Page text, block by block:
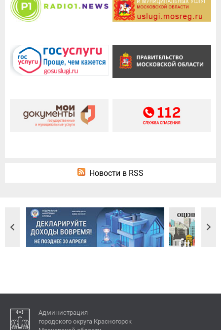
Новости в RSS
Администрация
городского округа Красногорск